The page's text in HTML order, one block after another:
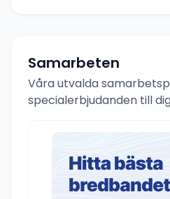
Samarbeten
Våra utvalda
specialerbjudanden till